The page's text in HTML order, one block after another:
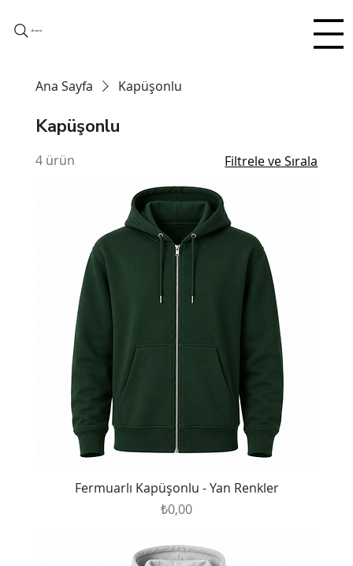
Arama
Ana Sayfa Kapüşonlu
Kapüşonlu
4 ürün Filtrele ve Sırala
Fermuarlı Kapüşonlu - Yan Renkler
Fiyat
₺0,00